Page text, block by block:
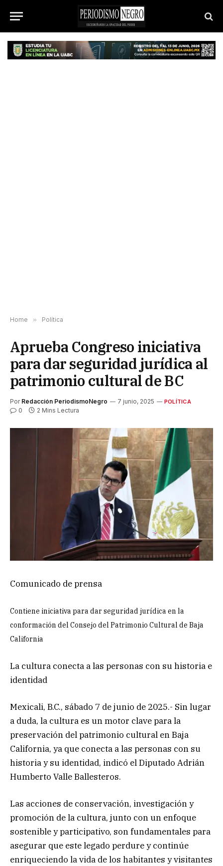
Home » Política
Aprueba Congreso iniciativa
para dar seguridad jurídica al
patrimonio cultural de BC
Por Redacción PeriodismoNegro 7 junio, 2025 POLÍTICA
0 2 Mins Lectura
Comunicado de prensa
Contiene iniciativa para dar seguridad jurídica en la
conformación del Consejo del Patrimonio Cultural de Baja
California
La cultura conecta a las personas con su historia e
identidad
Mexicali, B.C., sábado 7 de junio de 2025.- Sin lugar
a duda, la cultura es un motor clave para la
preservación del patrimonio cultural en Baja
California, ya que conecta a las personas con su
historia y su identidad, indicó el Diputado Adrián
Humberto Valle Ballesteros.
Las acciones de conservación, investigación y
promoción de la cultura, junto con un enfoque
sostenible y participativo, son fundamentales para
asegurar que este legado perdure y continúe
enriqueciendo la vida de los habitantes y visitantes